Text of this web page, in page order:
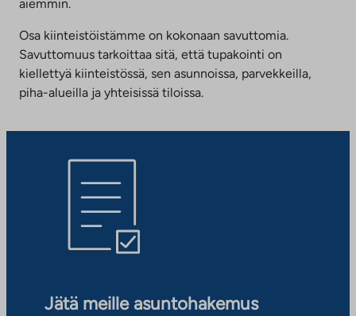
aiemmin.
Osa kiinteistöistämme on kokonaan savuttomia.
Savuttomuus tarkoittaa sitä, että tupakointi on
kiellettyä kiinteistössä, sen asunnoissa, parvekkeilla,
piha-alueilla ja yhteisissä tiloissa.
Jätä meille asuntohakemus